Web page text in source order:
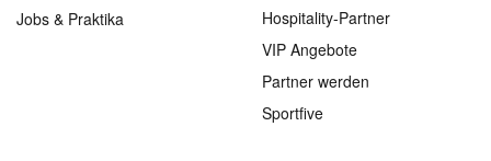
Jobs & Praktika
Hospitality-Partner
VIP Angebote
Partner werden
Sportfive